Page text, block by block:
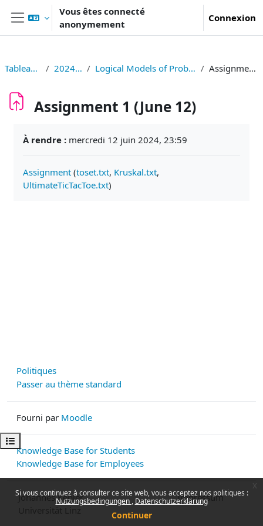
Passer au contenu principal
Si vous continuez à consulter ce site web, vous acceptez nos politiques :
Nutzungsbedingungen Datenschutzerklärung
Continuer
Panneau latéral
Vous êtes connecté
anonymement
Connexion
Ouvrir l’index du cours
Tableau de bord 2024S326006 Logical Models of Problems and Computations Assignment 1 (June 12)
Assignment 1 (June 12)
À rendre : mercredi 12 juin 2024, 23:59
Assignment (toset.txt, Kruskal.txt,
UltimateTicTacToe.txt)
Politiques
Passer au thème standard
Fourni par Moodle
Knowledge Base for Students
Knowledge Base for Employees
Johannes Kepler
Impressum